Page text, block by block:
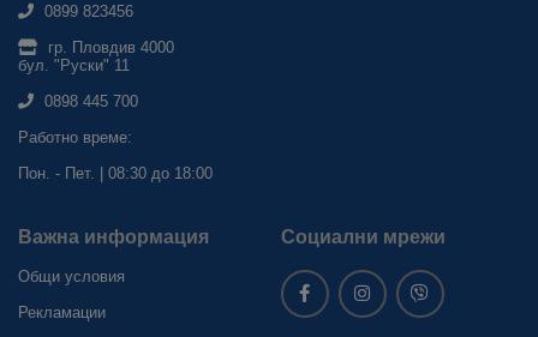
0899 823456
гр. Пловдив 4000
бул. "Руски" 11
0898 445 700
Работно време:
Пон. - Пет. | 08:30 до 18:00
Важна информация
Общи условия
Рекламации
Социални мрежи